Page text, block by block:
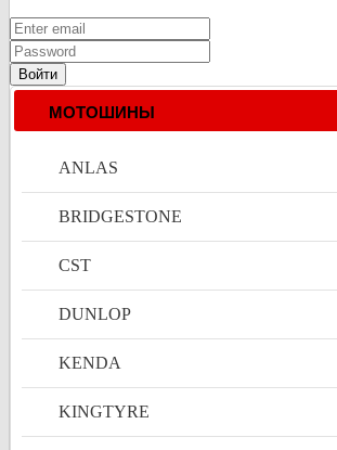
Войти
МОТОШИНЫ
ANLAS
BRIDGESTONE
CST
DUNLOP
KENDA
KINGTYRE